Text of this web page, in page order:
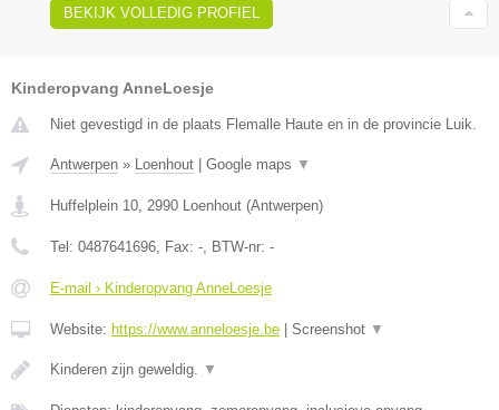
BEKIJK VOLLEDIG PROFIEL
Kinderopvang AnneLoesje
Niet gevestigd in de plaats Flemalle Haute en in de provincie Luik.
Antwerpen » Loenhout Google maps ▼
Huffelplein 10, 2990 Loenhout (Antwerpen)
Tel: 0487641696, Fax: -, BTW-nr: -
E-mail › Kinderopvang AnneLoesje
Website: https://www.anneloesje.be Screenshot ▼
Kinderen zijn geweldig. ▼